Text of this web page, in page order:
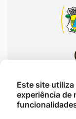
Av. Brasil
Este site
experiência de